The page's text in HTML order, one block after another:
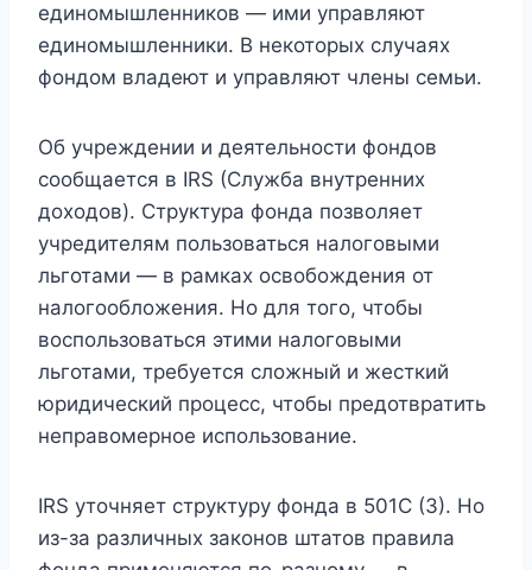
единомышленников — ими управляют
единомышленники. В некоторых случаях
фондом владеют и управляют члены семьи.
Об учреждении и деятельности фондов
сообщается в IRS (Служба внутренних
доходов). Структура фонда позволяет
учредителям пользоваться налоговыми
льготами — в рамках освобождения от
налогообложения. Но для того, чтобы
воспользоваться этими налоговыми
льготами, требуется сложный и жесткий
юридический процесс, чтобы предотвратить
неправомерное использование.
IRS уточняет структуру фонда в 501C (3). Но
из-за различных законов штатов правила